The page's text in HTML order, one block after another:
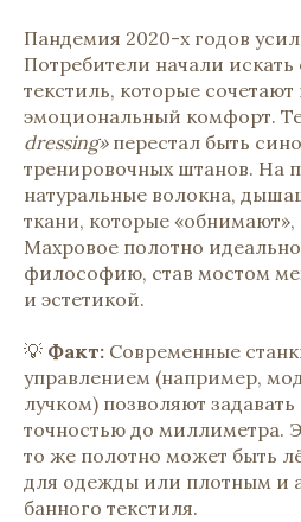
Пандемия 2020-х годов
Потребители начали
текстиль, которые
эмоциональный комфорт.
dressing»перестал быть
тренировочных штанов. На
натуральные волокна,
ткани, которые «обнимают»,
Махровое полотно
философию, став мостом
и эстетикой.
💡 Факт: Современные
управлением (например,
лучком) позволяют
точностью до миллиметра.
то же полотно может быть
для одежды или плотным и
банного текстиля.